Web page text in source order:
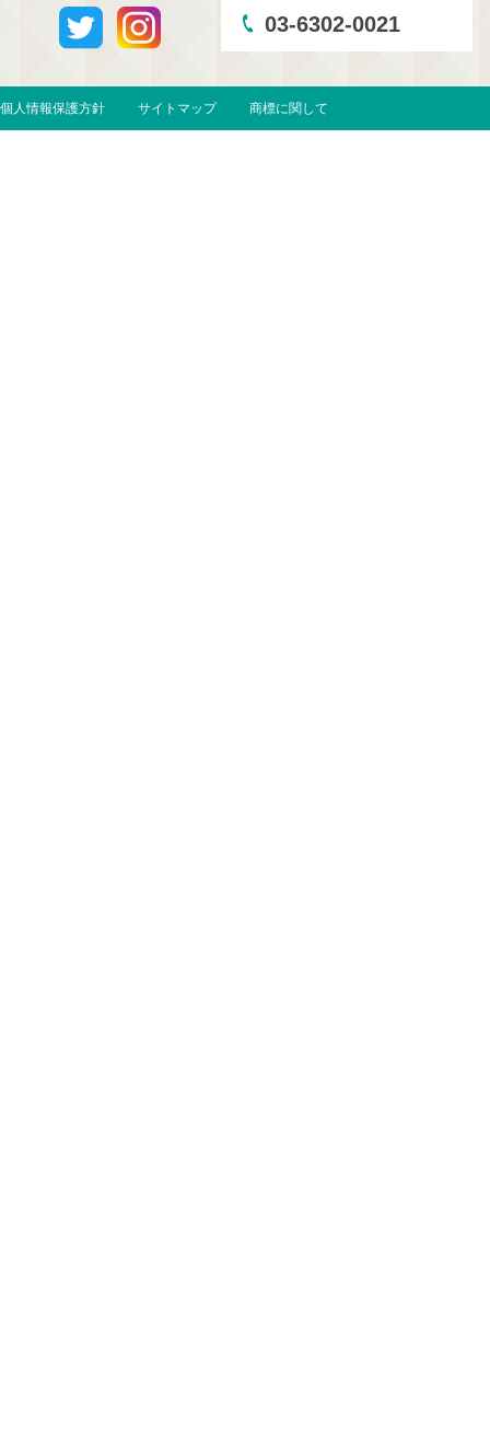
03-6302-0021
個人情報保護方針 サイトマップ 商標に関して